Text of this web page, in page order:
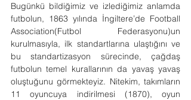
Bugünkü bildiğimiz ve izlediğimiz anlamda
futbolun, 1863 yılında İngiltere’de Football
Association(Futbol Federasyonu)un
kurulmasıyla, ilk standartlarına ulaştığını ve
bu standartizasyon sürecinde, çağdaş
futbolun temel kurallarının da yavaş yavaş
oluştuğunu görmekteyiz. Nitekim, takımların
11 oyuncuya indirilmesi (1870), oyun